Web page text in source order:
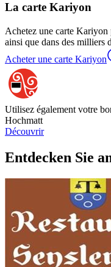
La carte Kariyon
Achetez une carte
ainsi que dans des milliers
Acheter une carte Kariyon
Utilisez également votre
Hochmatt
Découvrir
Entdecken Sie